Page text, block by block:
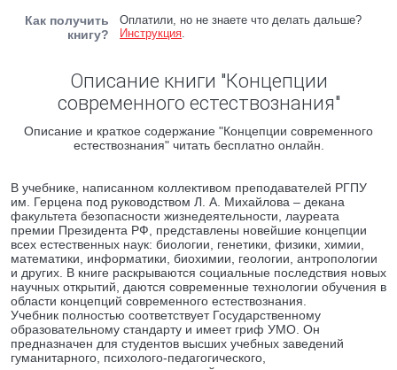
Как получить
книгу?
Оплатили, но не знаете что делать дальше?
Инструкция.
Описание книги "Концепции
современного естествознания"
Описание и краткое содержание "Концепции современного
естествознания" читать бесплатно онлайн.
В учебнике, написанном коллективом преподавателей РГПУ
им. Герцена под руководством Л. А. Михайлова – декана
факультета безопасности жизнедеятельности, лауреата
премии Президента РФ, представлены новейшие концепции
всех естественных наук: биологии, генетики, физики, химии,
математики, информатики, биохимии, геологии, антропологии
и других. В книге раскрываются социальные последствия новых
научных открытий, даются современные технологии обучения в
области концепций современного естествознания.
Учебник полностью соответствует Государственному
образовательному стандарту и имеет гриф УМО. Он
предназначен для студентов высших учебных заведений
гуманитарного, психолого-педагогического,